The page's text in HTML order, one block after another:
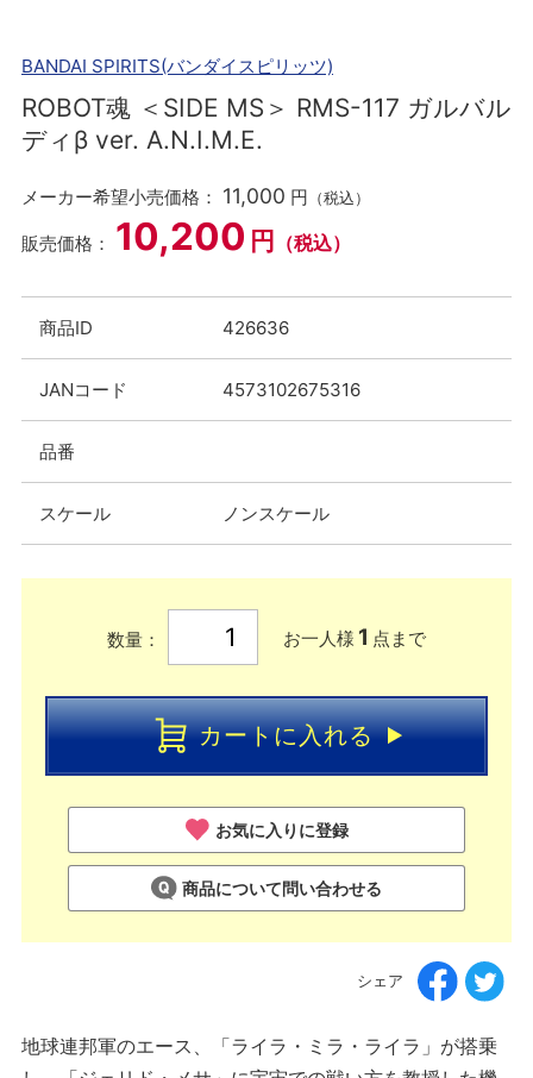
BANDAI SPIRITS(バンダイスピリッツ)
ROBOT魂 ＜SIDE MS＞ RMS-117 ガルバル
ディβ ver. A.N.I.M.E.
メーカー希望小売価格： 11,000 円 （税込）
販売価格： 10,200 円 （税込）
商品ID 426636
JANコード 4573102675316
品番
スケール ノンスケール
数量： お一人様 1 点まで
カートに入れる
お気に入りに登録
商品について問い合わせる
シェア
地球連邦軍のエース、「ライラ・ミラ・ライラ」が搭乗